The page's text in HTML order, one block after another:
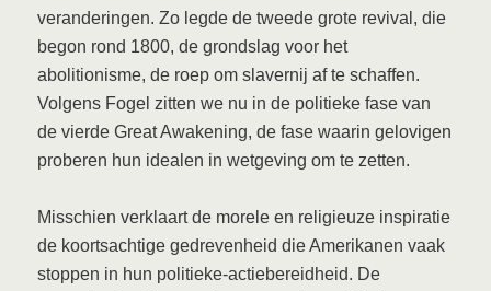
veranderingen. Zo legde de tweede grote revival, die
begon rond 1800, de grondslag voor het
abolitionisme, de roep om slavernij af te schaffen.
Volgens Fogel zitten we nu in de politieke fase van
de vierde Great Awakening, de fase waarin gelovigen
proberen hun idealen in wetgeving om te zetten.
Misschien verklaart de morele en religieuze inspiratie
de koortsachtige gedrevenheid die Amerikanen vaak
stoppen in hun politieke-actiebereidheid. De